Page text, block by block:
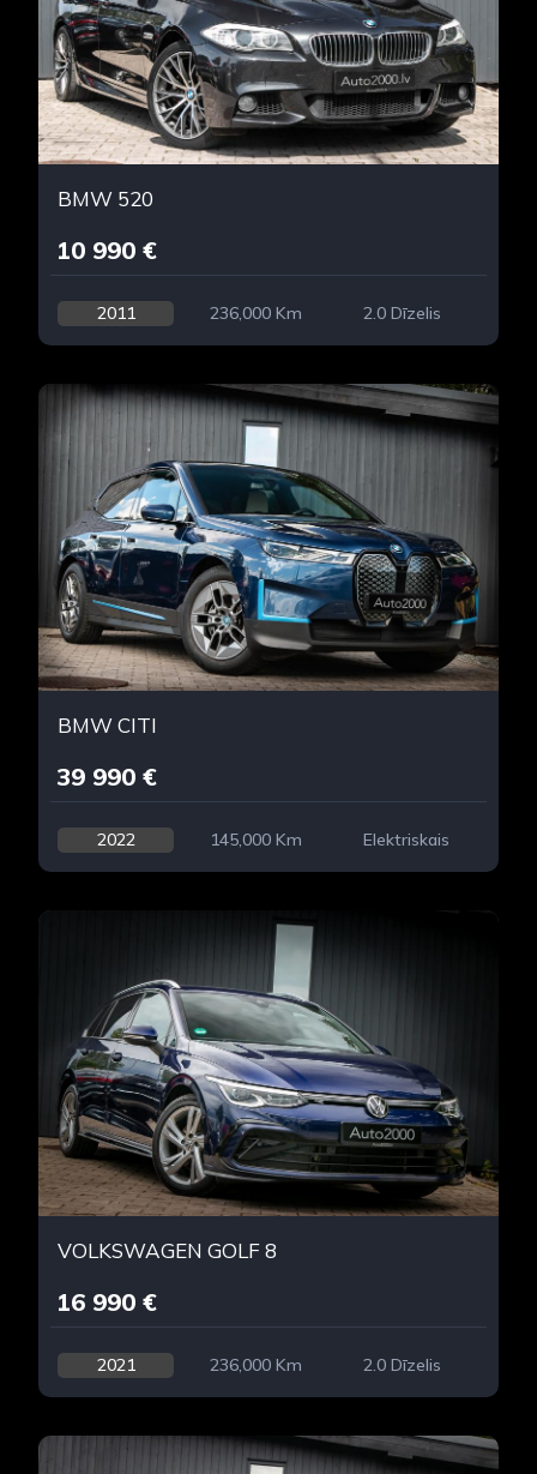
BMW 520
10 990 €
2011 236,000 Km 2.0 Dīzelis
BMW CITI
39 990 €
2022 145,000 Km Elektriskais
VOLKSWAGEN GOLF 8
16 990 €
2021 236,000 Km 2.0 Dīzelis